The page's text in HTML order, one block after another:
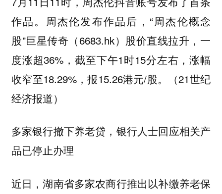
作品。周杰伦发布作品后，“周杰伦概念
股”巨星传奇（6683.hk）股价直线拉升，一
度涨超36%，截至下午1时15分左右，涨幅
收窄至18.29%，报15.26港元/股。（21世纪
经济报道）
多家银行撤下养老贷，银行人士回应相关产
品已停止办理
近日，湖南省多家农商行推出以补缴养老保